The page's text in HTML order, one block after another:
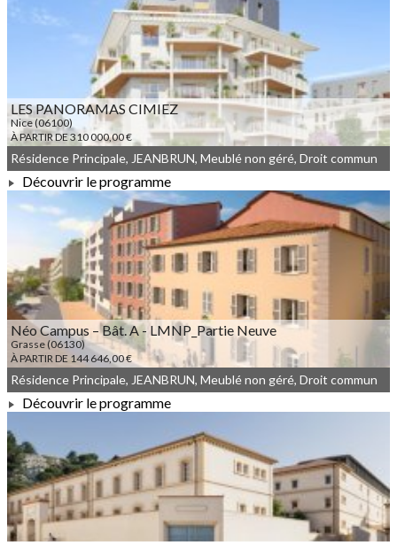
À PARTIR DE 211 169,00 €
LES PANORAMAS CIMIEZ
Nice (06100)
À PARTIR DE 310 000,00 €
À PARTIR DE 310 000,00 €
Résidence Principale, JEANBRUN, Meublé non géré, Droit commun
Découvrir le programme
Néo Campus – Bât. A - LMNP_Partie Neuve
Grasse (06130)
À PARTIR DE 144 646,00 €
À PARTIR DE 144 646,00 €
Résidence Principale, JEANBRUN, Meublé non géré, Droit commun
Découvrir le programme